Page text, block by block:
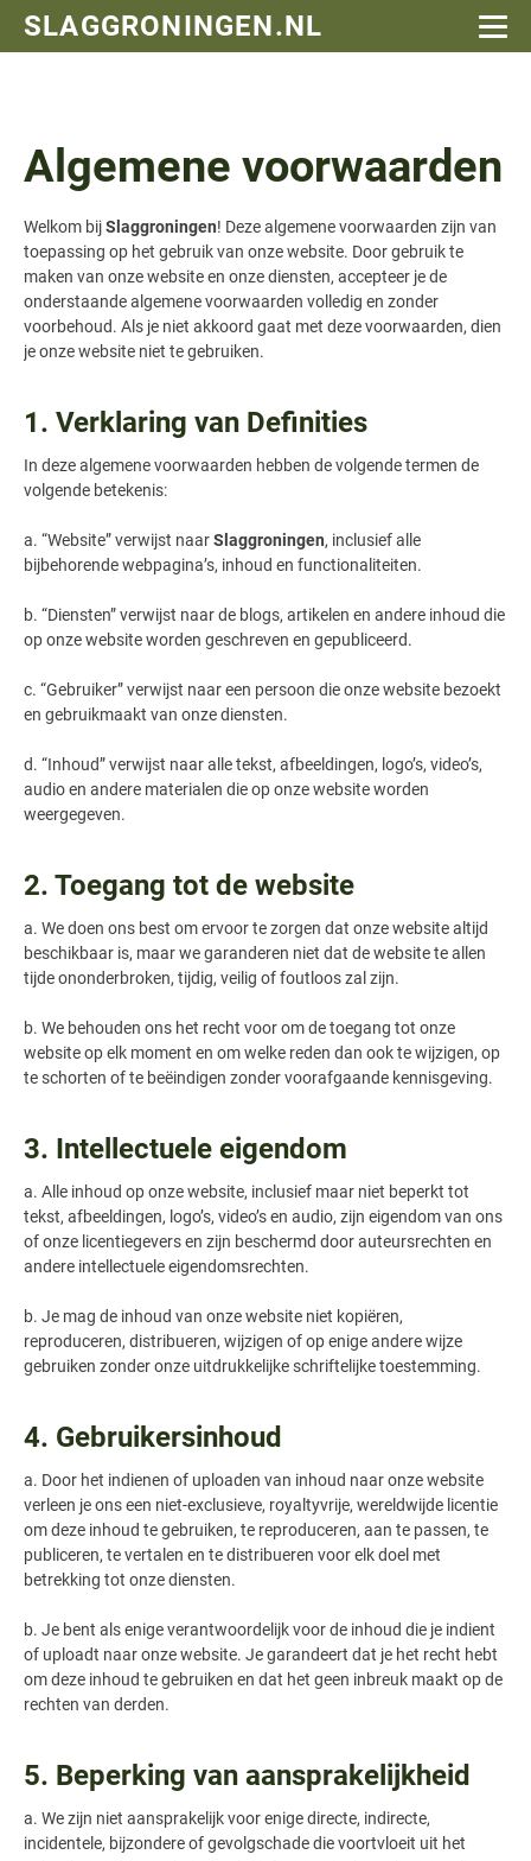
SLAGGRONINGEN.NL
Algemene voorwaarden
Welkom bijSlaggroningen! Deze algemene voorwaarden zijn van
toepassing op het gebruik van onze website. Door gebruik te
maken van onze website en onze diensten, accepteer je de
onderstaande algemene voorwaarden volledig en zonder
voorbehoud. Als je niet akkoord gaat met deze voorwaarden, dien
je onze website niet te gebruiken.
1. Verklaring van Definities
In deze algemene voorwaarden hebben de volgende termen de
volgende betekenis:
a. “Website” verwijst naarSlaggroningen, inclusief alle
bijbehorende webpagina’s, inhoud en functionaliteiten.
b. “Diensten” verwijst naar de blogs, artikelen en andere inhoud die
op onze website worden geschreven en gepubliceerd.
c. “Gebruiker” verwijst naar een persoon die onze website bezoekt
en gebruikmaakt van onze diensten.
d. “Inhoud” verwijst naar alle tekst, afbeeldingen, logo’s, video’s,
audio en andere materialen die op onze website worden
weergegeven.
2. Toegang tot de website
a. We doen ons best om ervoor te zorgen dat onze website altijd
beschikbaar is, maar we garanderen niet dat de website te allen
tijde ononderbroken, tijdig, veilig of foutloos zal zijn.
b. We behouden ons het recht voor om de toegang tot onze
website op elk moment en om welke reden dan ook te wijzigen, op
te schorten of te beëindigen zonder voorafgaande kennisgeving.
3. Intellectuele eigendom
a. Alle inhoud op onze website, inclusief maar niet beperkt tot
tekst, afbeeldingen, logo’s, video’s en audio, zijn eigendom van ons
of onze licentiegevers en zijn beschermd door auteursrechten en
andere intellectuele eigendomsrechten.
b. Je mag de inhoud van onze website niet kopiëren,
reproduceren, distribueren, wijzigen of op enige andere wijze
gebruiken zonder onze uitdrukkelijke schriftelijke toestemming.
4. Gebruikersinhoud
a. Door het indienen of uploaden van inhoud naar onze website
verleen je ons een niet-exclusieve, royaltyvrije, wereldwijde licentie
om deze inhoud te gebruiken, te reproduceren, aan te passen, te
publiceren, te vertalen en te distribueren voor elk doel met
betrekking tot onze diensten.
b. Je bent als enige verantwoordelijk voor de inhoud die je indient
of uploadt naar onze website. Je garandeert dat je het recht hebt
om deze inhoud te gebruiken en dat het geen inbreuk maakt op de
rechten van derden.
5. Beperking van aansprakelijkheid
a. We zijn niet aansprakelijk voor enige directe, indirecte,
incidentele, bijzondere of gevolgschade die voortvloeit uit het